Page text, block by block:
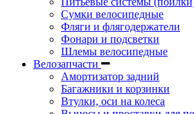
Сумки велосипедные
Фляги и флягодержатели
Фонари и подсветки
Шлемы велосипедные
Велозапчасти
Амортизатор задний
Багажники и корзинки
Втулки, оси на колеса